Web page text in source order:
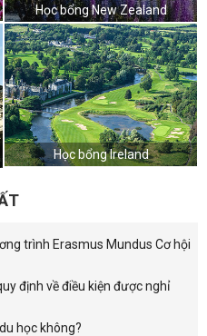
Học bổng New Zealand
Học bổng Ireland
trình Erasmus Mundus Cơ hội
định về điều kiện được nghỉ
học không?